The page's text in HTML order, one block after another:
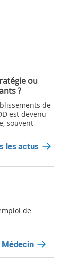
ou
?
de
est devenu
souvent
les actus
de
Médecin